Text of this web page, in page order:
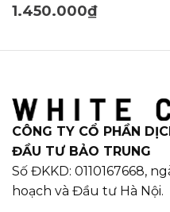
1.450.000₫
CÔNG TY CỔ PHẦN
ĐẦU TƯ BẢO TRUNG
Số ĐKKD: 0110167668,
hoạch và Đầu tư Hà Nội.